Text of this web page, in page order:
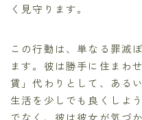
く見守ります。
この行動は、単なる罪滅
ます。彼は勝手に住まわ
賃」代わりとして、ある
生活を少しでも良くしよ
でなく、彼は彼女が気づ